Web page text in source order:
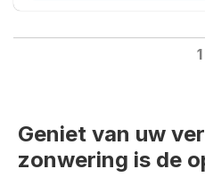
1
Geniet van uw
zonwering is de